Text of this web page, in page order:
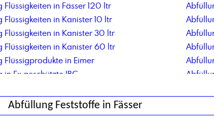
Flüssigkeiten in Fässer 120 ltr
Flüssigkeiten in Kanister 10 ltr
Flüssigkeiten in Kanister 30 ltr
Flüssigkeiten in Kanister 60 ltr
Flüssigprodukte in Eimer
in Ex geschützte IBC
in IBC mit 1000ltr Nettoinhalt
Abfüllung in neue IBC als Mehrweggebinde, inkl. Rücknahme und Wiederbefüllung
Abfüllung Feststoffe in Fässer